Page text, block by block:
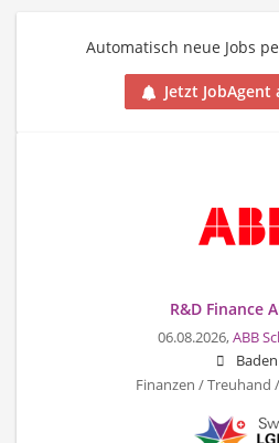
Automatisch neue Jobs
Jetzt
R&D Finance
06.08.2026,ABB
Baden
Finanzen / Treuhand